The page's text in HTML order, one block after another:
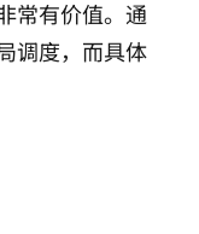
常有价值。通
调度，而具体